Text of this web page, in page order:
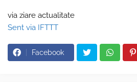
via ziare actualitate
Sent via IFTTT
Facebook